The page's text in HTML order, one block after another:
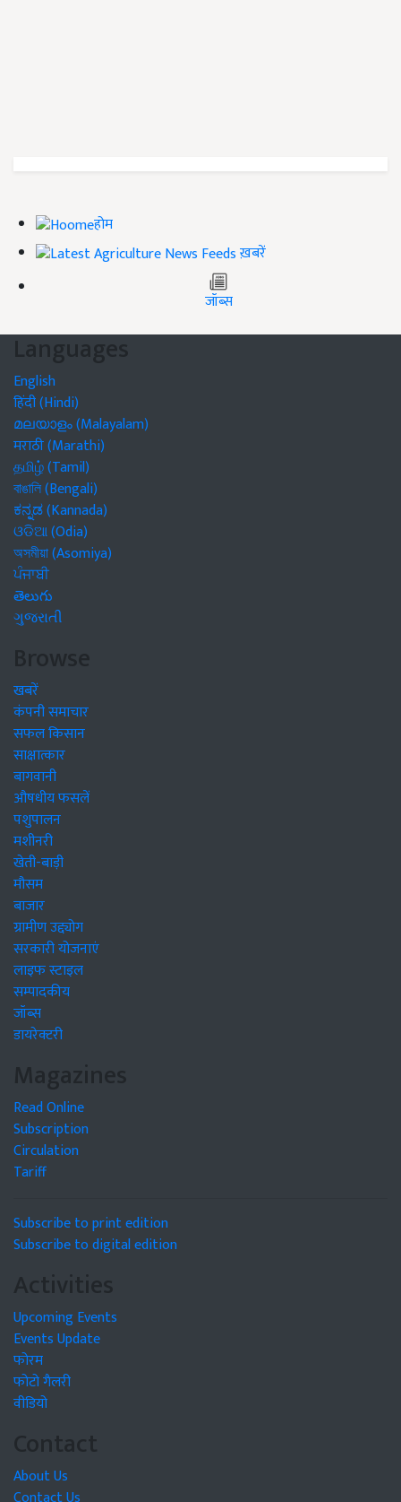
होम
ख़बरें
जॉब्स
Languages
English
हिंदी (Hindi)
മലയാളം (Malayalam)
मराठी (Marathi)
தமிழ் (Tamil)
বাঙালি (Bengali)
ಕನ್ನಡ (Kannada)
ଓଡିଆ (Odia)
অসমীয়া (Asomiya)
ਪੰਜਾਬੀ
తెలుగు
ગુજરાતી
Browse
खबरें
कंपनी समाचार
सफल किसान
साक्षात्कार
बागवानी
औषधीय फसलें
पशुपालन
मशीनरी
खेती-बाड़ी
मौसम
बाजार
ग्रामीण उद्द्योग
सरकारी योजनाएं
लाइफ स्टाइल
सम्पादकीय
जॉब्स
डायरेक्टरी
Magazines
Read Online
Subscription
Circulation
Tariff
Subscribe to print edition
Subscribe to digital edition
Activities
Upcoming Events
Events Update
फोरम
फोटो गैलरी
वीडियो
Contact
About Us